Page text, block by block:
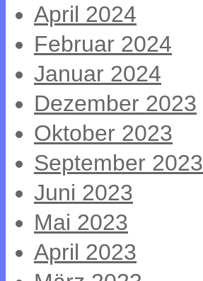
April 2024
Februar 2024
Januar 2024
Dezember 2023
Oktober 2023
September 2023
Juni 2023
Mai 2023
April 2023